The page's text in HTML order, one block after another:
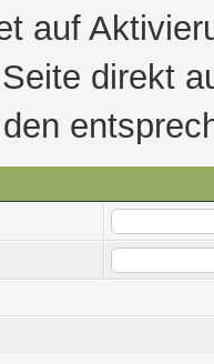
auf
direkt